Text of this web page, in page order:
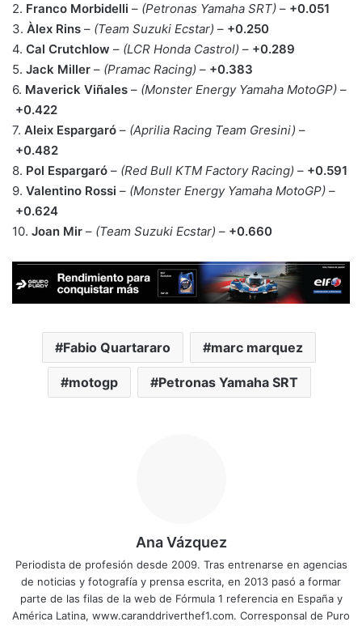
2. Franco Morbidelli – (Petronas Yamaha SRT) – +0.051
3. Àlex Rins – (Team Suzuki Ecstar) – +0.250
4. Cal Crutchlow – (LCR Honda Castrol) – +0.289
5. Jack Miller – (Pramac Racing) – +0.383
6. Maverick Viñales – (Monster Energy Yamaha MotoGP) –
+0.422
7. Aleix Espargaró – (Aprilia Racing Team Gresini) –
+0.482
8. Pol Espargaró – (Red Bull KTM Factory Racing) – +0.591
9. Valentino Rossi – (Monster Energy Yamaha MotoGP) –
+0.624
10. Joan Mir – (Team Suzuki Ecstar) – +0.660
Fabio Quartararo marc marquez
motogp Petronas Yamaha SRT
Ana Vázquez
Periodista de profesión desde 2009. Tras entrenarse en agencias
de noticias y fotografía y prensa escrita, en 2013 pasó a formar
parte de las filas de la web de Fórmula 1 referencia en España y
América Latina, www.caranddriverthef1.com. Corresponsal de Puro